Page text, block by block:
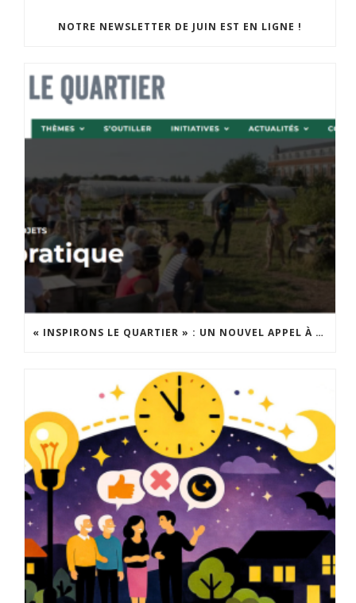
NOTRE NEWSLETTER DE JUIN EST EN LIGNE !
« INSPIRONS LE QUARTIER » : UN NOUVEL APPEL À PROJETS EST LANCÉ !